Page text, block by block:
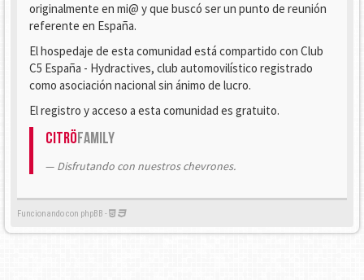
originalmente en mi@ y que buscó ser un punto de reunión
referente en España.
El hospedaje de esta comunidad está compartido con Club
C5 España - Hydractives, club automovilístico registrado
como asociación nacional sin ánimo de lucro.
El registro y acceso a esta comunidad es gratuito.
CitröFamily
Disfrutando con nuestros chevrones.
Funcionando con phpBB -